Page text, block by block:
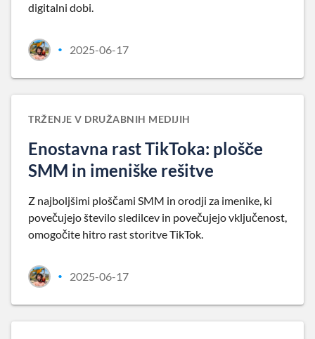
digitalni dobi.
• 2025-06-17
TRŽENJE V DRUŽABNIH MEDIJIH
Enostavna rast TikToka: plošče
SMM in imeniške rešitve
Z najboljšimi ploščami SMM in orodji za imenike, ki
povečujejo število sledilcev in povečujejo vključenost,
omogočite hitro rast storitve TikTok.
• 2025-06-17